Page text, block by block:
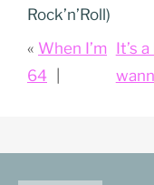
Rock’n’Roll)
When I’m
64
It’s